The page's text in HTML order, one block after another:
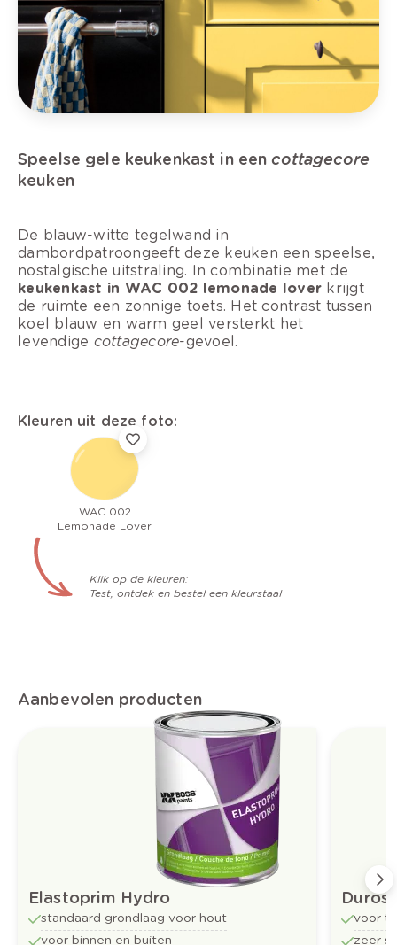
Speelse gele keukenkast in een cottagecore
keuken
De blauw-witte tegelwand in
dambordpatroongeeft deze keuken een speelse,
nostalgische uitstraling. In combinatie met de
keukenkast in WAC 002 lemonade lover krijgt
de ruimte een zonnige toets. Het contrast tussen
koel blauw en warm geel versterkt het
levendige cottagecore-gevoel.
Kleuren uit deze foto:
WAC 002
Lemonade Lover
Klik op de kleuren:
Test, ontdek en bestel een kleurstaal
Aanbevolen producten
Elastoprim Hydro
standaard grondlaag voor hout
voor binnen en buiten
voor
zeer